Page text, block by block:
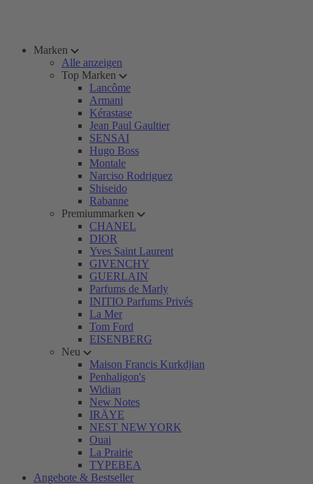
Marken
Alle anzeigen
Top Marken
Lancôme
Armani
Kérastase
Jean Paul Gaultier
SENSAI
Hugo Boss
Montale
Narciso Rodriguez
Shiseido
Rabanne
Premiummarken
CHANEL
DIOR
Yves Saint Laurent
GIVENCHY
GUERLAIN
Parfums de Marly
INITIO Parfums Privés
La Mer
Tom Ford
EISENBERG
Neu
Maison Francis Kurkdjian
Penhaligon's
Widian
New Notes
IRÄYE
NEST NEW YORK
Ouai
La Prairie
TYPEBEA
Angebote & Bestseller